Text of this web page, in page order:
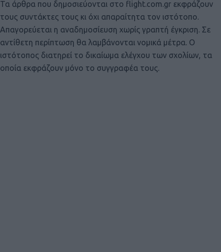
Τα άρθρα που δημοσιεύονται στο flight.com.gr εκφράζουν
τους συντάκτες τους κι όχι απαραίτητα τον ιστότοπο.
Απαγορεύεται η αναδημοσίευση χωρίς γραπτή έγκριση. Σε
αντίθετη περίπτωση θα λαμβάνονται νομικά μέτρα. Ο
ιστότοπος διατηρεί το δικαίωμα ελέγχου των σχολίων, τα
οποία εκφράζουν μόνο το συγγραφέα τους.